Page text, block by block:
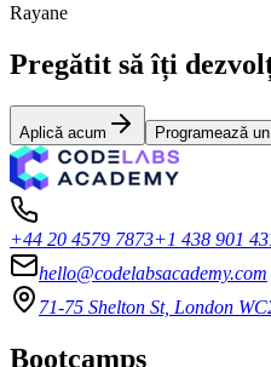
Rayane
Pregătit să îți
Aplică acum Programează
+44 20 4579 7873+1 438 901
hello@codelabsacademy.com
71-75 Shelton St, London
Bootcamps